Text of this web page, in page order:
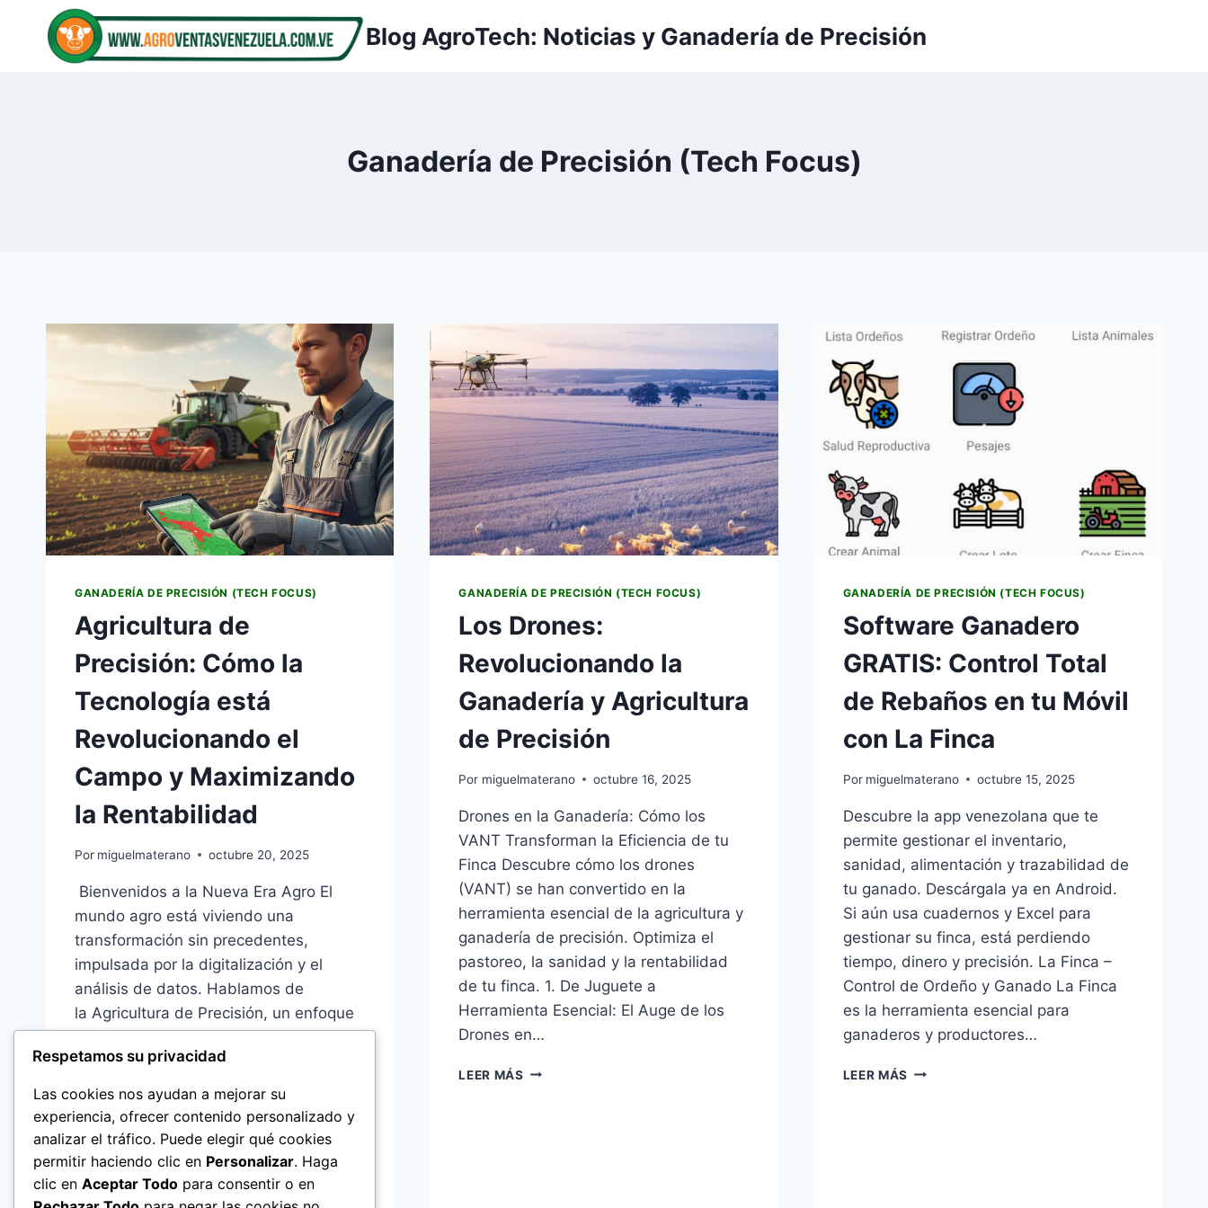
contenido
Blog AgroTech: Noticias y Ganadería de Precisión
Ganadería de Precisión (Tech Focus)
GANADERÍA DE PRECISIÓN (TECH FOCUS)
Agricultura de
Precisión: Cómo la
Tecnología está
Revolucionando el
Campo y Maximizando
la Rentabilidad
Por miguelmaterano octubre 20, 2025
Bienvenidos a la Nueva Era Agro El
mundo agro está viviendo una
transformación sin precedentes,
impulsada por la digitalización y el
análisis de datos. Hablamos de
la Agricultura de Precisión, un enfoque
que deja atrás las prácticas uniformes
para adoptar un manejo inteligente,
sitio específico y altamente eficiente. Si
quieres saber cómo estas innovaciones
pueden aumentar…
AGRICULTURA
DE
GANADERÍA DE PRECISIÓN (TECH FOCUS)
Los Drones:
Revolucionando la
Ganadería y Agricultura
de Precisión
Por miguelmaterano octubre 16, 2025
Drones en la Ganadería: Cómo los
VANT Transforman la Eficiencia de tu
Finca Descubre cómo los drones
(VANT) se han convertido en la
herramienta esencial de la agricultura y
ganadería de precisión. Optimiza el
pastoreo, la sanidad y la rentabilidad
de tu finca. 1. De Juguete a
Herramienta Esencial: El Auge de los
Drones en…
LEER MÁS LOS
GANADERÍA DE PRECISIÓN (TECH FOCUS)
Software Ganadero
GRATIS: Control Total
de Rebaños en tu Móvil
con La Finca
Por miguelmaterano octubre 15, 2025
Descubre la app venezolana que te
permite gestionar el inventario,
sanidad, alimentación y trazabilidad de
tu ganado. Descárgala ya en Android.
Si aún usa cuadernos y Excel para
gestionar su finca, está perdiendo
tiempo, dinero y precisión. La Finca –
Control de Ordeño y Ganado La Finca
es la herramienta esencial para
ganaderos y productores…
LEER MÁS SOFTWARE
Respetamos su privacidad
Las cookies nos ayudan a mejorar su
experiencia, ofrecer contenido personalizado y
analizar el tráfico. Puede elegir qué cookies
permitir haciendo clic en Personalizar. Haga
clic en Aceptar Todo para consentir o en